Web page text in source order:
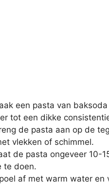
een pasta van
tot een dikke
de pasta aan op de
vlekken of schimmel.
de pasta ongeveer 10-
te doen.
af met warm water en